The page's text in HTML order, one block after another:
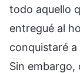
todo aquello
entregué al
conquistaré
Sin embargo,